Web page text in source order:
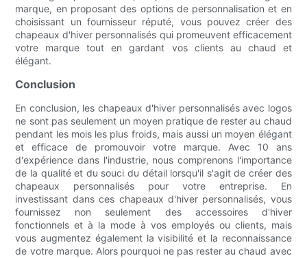
marque, en proposant des options de personnalisation et en
choisissant un fournisseur réputé, vous pouvez créer des
chapeaux d'hiver personnalisés qui promeuvent efficacement
votre marque tout en gardant vos clients au chaud et
élégant.
Conclusion
En conclusion, les chapeaux d'hiver personnalisés avec logos
ne sont pas seulement un moyen pratique de rester au chaud
pendant les mois les plus froids, mais aussi un moyen élégant
et efficace de promouvoir votre marque. Avec 10 ans
d'expérience dans l'industrie, nous comprenons l'importance
de la qualité et du souci du détail lorsqu'il s'agit de créer des
chapeaux personnalisés pour votre entreprise. En
investissant dans ces chapeaux d'hiver personnalisés, vous
fournissez non seulement des accessoires d'hiver
fonctionnels et à la mode à vos employés ou clients, mais
vous augmentez également la visibilité et la reconnaissance
de votre marque. Alors pourquoi ne pas rester au chaud avec